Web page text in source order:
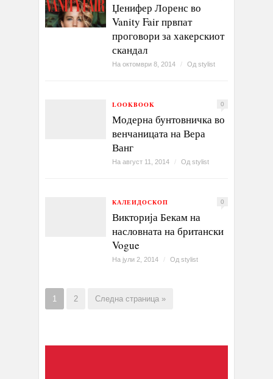
Џенифер Лоренс во
Vanity Fair првпат
проговори за хакерскиот
скандал
На октомври 8, 2014 / Од stylist
LOOKBOOK 0
Модерна бунтовничка во
венчаницата на Вера
Ванг
На август 11, 2014 / Од stylist
КАЛЕИДОСКОП 0
Викторија Бекам на
насловната на британски
Vogue
На јули 2, 2014 / Од stylist
1 2 Следна страница »